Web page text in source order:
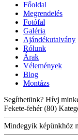
Főoldal
Megrendelés
Fotófal
Galéria
Ajándékutalvány
Rólunk
Árak
Vélemények
Blog
Montázs
Segíthetünk? Hívj
Fekete-fehér (80)
Mindegyik képünkhöz